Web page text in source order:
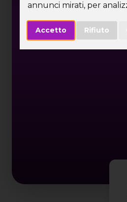
annunci mirati, per
Accetto Rifiuto